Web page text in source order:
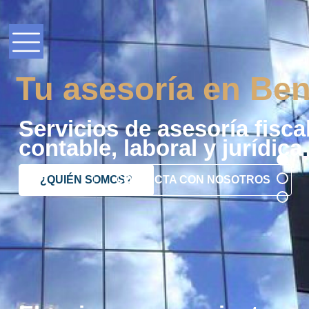
Tu asesoría en
Servicios de asesoría
contable, laboral y jurídica.
¿QUIÉN SOMOS?CONTACTA CON NOSOTROS